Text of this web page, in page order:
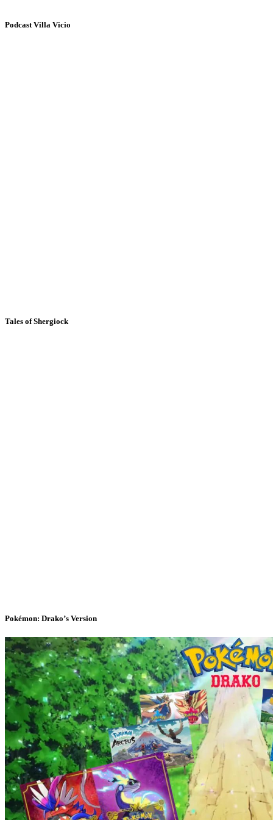
Podcast Villa Vicio
Tales of Shergiock
Pokémon: Drako’s Version